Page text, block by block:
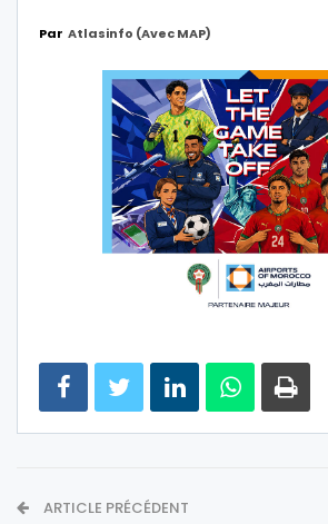
Par Atlasinfo (avec MAP)
ARTICLE PRÉCÉDENT